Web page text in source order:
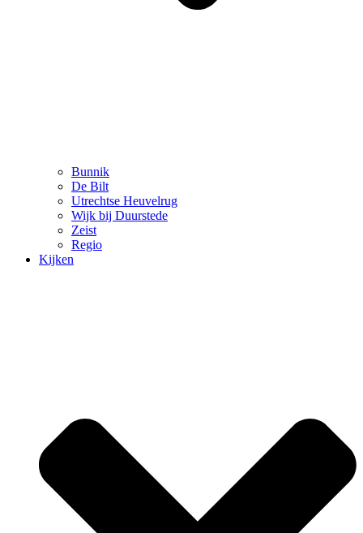
Bunnik
De Bilt
Utrechtse Heuvelrug
Wijk bij Duurstede
Zeist
Regio
Kijken